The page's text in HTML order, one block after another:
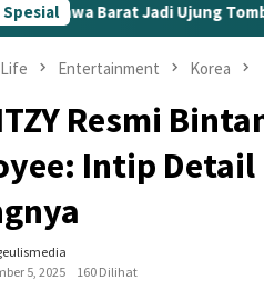
Ujung Tombak Gempur Rokok
Life Entertainment Korea
Resmi
Intip
5, 2025
160 Dilihat